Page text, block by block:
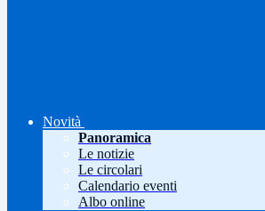
Novità
Panoramica
Le notizie
Le circolari
Calendario eventi
Albo online